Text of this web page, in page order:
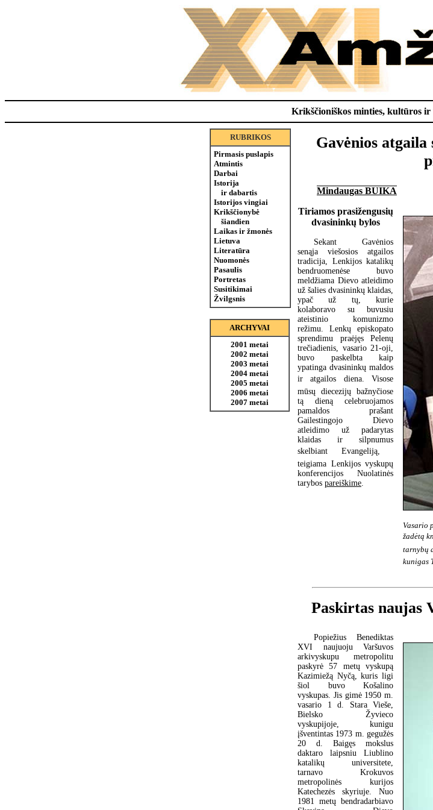
Krikščioniškos minties, kultūros ir
RUBRIKOS
Pirmasis puslapis
Atmintis
Darbai
Istorija
ir dabartis
Istorijos vingiai
Krikščionybė
šiandien
Laikas ir žmonės
Lietuva
Literatūra
Nuomonės
Pasaulis
Portretas
Susitikimai
Žvilgsnis
ARCHYVAI
2001 metai
2002 metai
2003 metai
2004 metai
2005 metai
2006 metai
2007 metai
Gavėnios
Mindaugas BUIKA
Vasario
žadėtą
tarnybų
kunigas
Tiriamos prasižengusių
dvasininkų bylos
Sekant Gavėnios
senąja viešosios atgailos
tradicija, Lenkijos katalikų
bendruomenėse buvo
meldžiama Dievo atleidimo
už šalies dvasininkų klaidas,
ypač už tų, kurie
kolaboravo su buvusiu
ateistinio komunizmo
režimu. Lenkų episkopato
sprendimu praėjęs Pelenų
trečiadienis, vasario 21-oji,
buvo paskelbta kaip
ypatinga dvasininkų maldos
ir atgailos diena. Visose
mūsų diecezijų bažnyčiose
tą dieną celebruojamos
pamaldos prašant
Gailestingojo Dievo
atleidimo už padarytas
klaidas ir silpnumus
skelbiant Evangeliją, 
teigiama Lenkijos vyskupų
konferencijos Nuolatinės
tarybos pareiškime
Paskirtas naujas
Popiežius Benediktas
XVI naujuoju Varšuvos
arkivyskupu metropolitu
paskyrė 57 metų vyskupą
Kazimiežą Nyčą, kuris ligi
šiol buvo Košalino
vyskupas. Jis gimė 1950 m.
vasario 1 d. Stara Vieše,
Bielsko Žyvieco
vyskupijoje, kunigu
įšventintas 1973 m. gegužės
20 d. Baigęs mokslus
daktaro laipsniu Liublino
katalikų universitete,
tarnavo Krokuvos
metropolinės kurijos
Katechezės skyriuje. Nuo
1981 metų bendradarbiavo